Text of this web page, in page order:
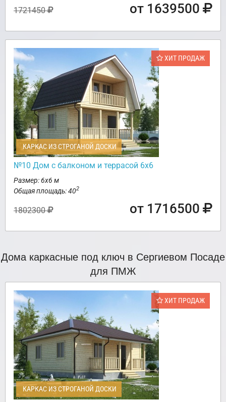
1721450 от 1639500
ХИТ ПРОДАЖ
КАРКАС ИЗ СТРОГАНОЙ ДОСКИ
№10 Дом с балконом и террасой 6х6
Размер: 6х6 м
Общая площадь: 402
1802300 от 1716500
Дома каркасные под ключ в Сергиевом Посаде
для ПМЖ
ХИТ ПРОДАЖ
КАРКАС ИЗ СТРОГАНОЙ ДОСКИ